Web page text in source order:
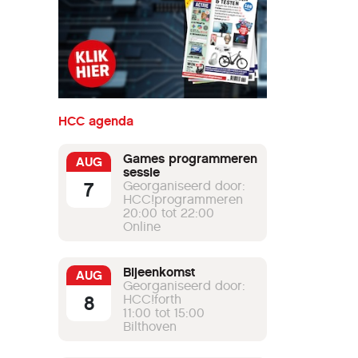
HCC agenda
AUG
7
Games programmeren
sessie
Georganiseerd door:
HCC!programmeren
20:00 tot 22:00
Online
AUG
8
Bijeenkomst
Georganiseerd door:
HCC!forth
11:00 tot 15:00
Bilthoven